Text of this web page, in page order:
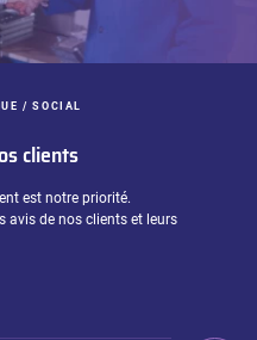
clients
/ SOCIAL
est notre priorité.
avis de nos clients et leurs